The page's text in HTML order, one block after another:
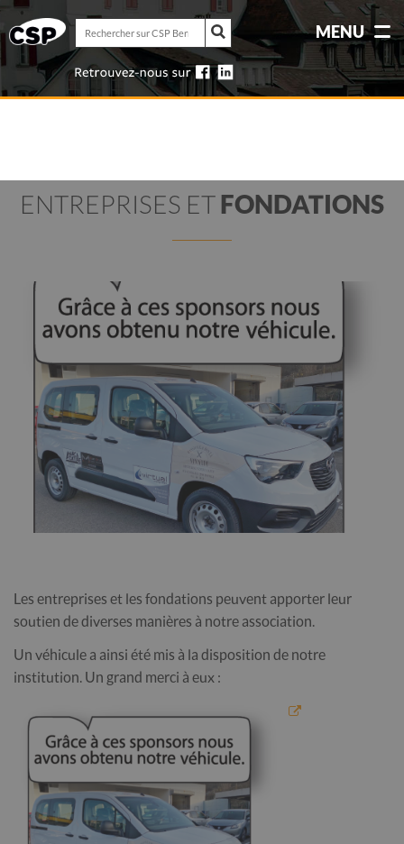
Rechercher
sur
CSP
Berne-
Jura
Rechercher
CSP
Berne-
Jura
MENU
ENTREPRISES ETFONDATIONS
Les entreprises et les fondations peuvent apporter leur
soutien de diverses manières à notre association.
Un véhicule a ainsi été mis à la disposition de notre
institution. Un grand merci à eux :